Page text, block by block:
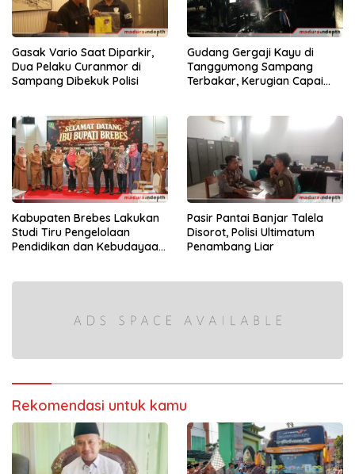
Gasak Vario Saat Diparkir,
Dua Pelaku Curanmor di
Sampang Dibekuk Polisi
Gudang Gergaji Kayu di
Tanggumong Sampang
Terbakar, Kerugian Capai
Kabupaten Brebes Lakukan
Studi Tiru Pengelolaan
Pendidikan dan Kebudayaan
Pasir Pantai Banjar Talela
Disorot, Polisi Ultimatum
Penambang Liar
Rekomendasi untuk kamu